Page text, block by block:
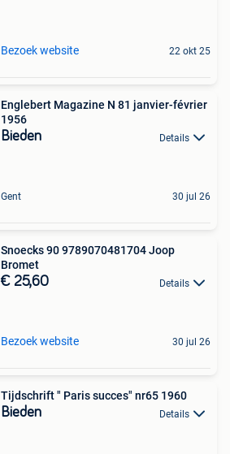
Bezoek website 22 okt 25
Englebert Magazine N 81 janvier-février
1956
Bieden Details
Gent 30 jul 26
Snoecks 90 9789070481704 Joop
Bromet
€ 25,60 Details
Bezoek website 30 jul 26
Tijdschrift " Paris succes" nr65 1960
Bieden Details